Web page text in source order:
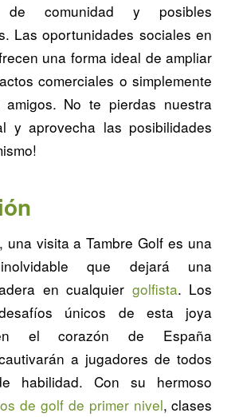
comunidad y posibles
Las oportunidades sociales en
una forma ideal de ampliar
comerciales o simplemente
amigos. No te pierdas nuestra
y aprovecha las posibilidades
una visita a Tambre Golf es una
que dejará una
en cualquier golfista. Los
únicos de esta joya
el corazón de España
a jugadores de todos
habilidad. Con su hermoso
de golf de primer nivel, clases